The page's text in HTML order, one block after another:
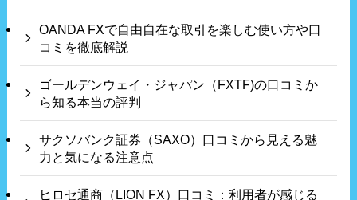
OANDA FXで自由自在な取引を楽しむ使い方や口
コミを徹底解説
ゴールデンウェイ・ジャパン（FXTF)の口コミか
ら知る本当の評判
サクソバンク証券（SAXO）口コミから見える魅
力と気になる注意点
ヒロセ通商（LION FX）口コミ：利用者が感じる